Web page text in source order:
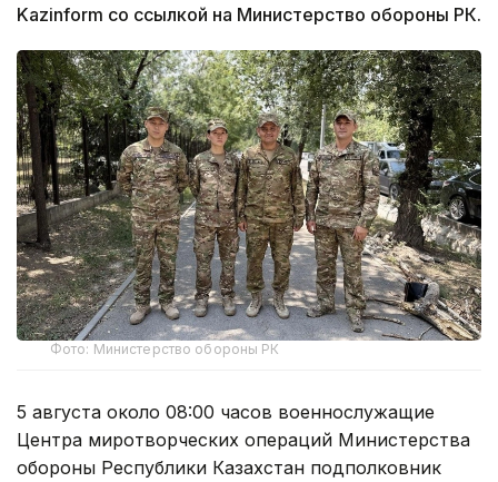
Kazinform со ссылкой на Министерство обороны РК.
Фото: Министерство обороны РК
5 августа около 08:00 часов военнослужащие
Центра миротворческих операций Министерства
обороны Республики Казахстан подполковник